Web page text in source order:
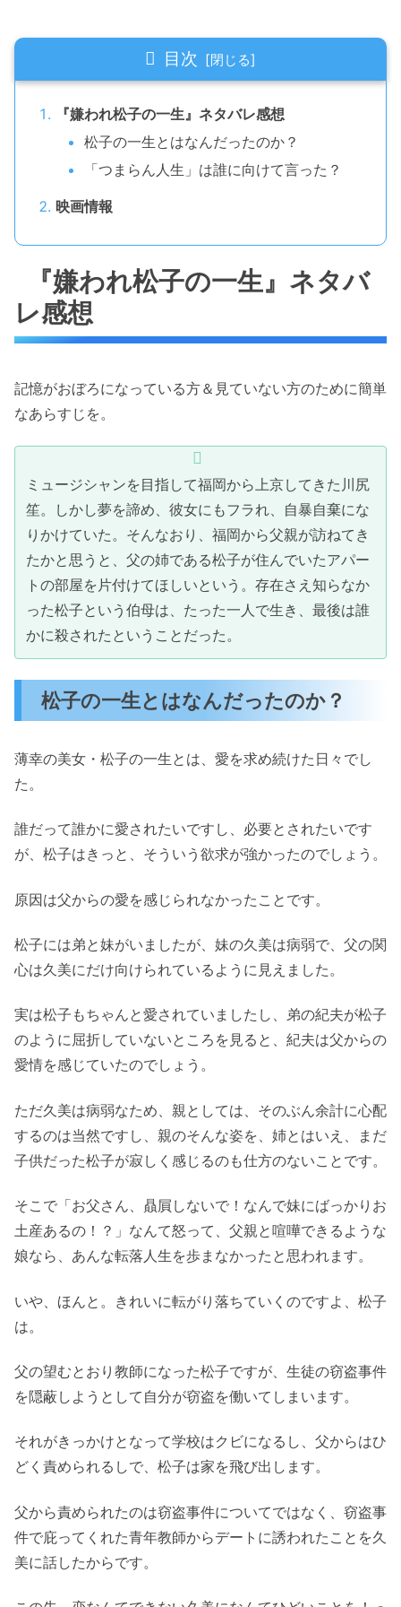
目次
『嫌われ松子の一生』ネタバレ感想
松子の一生とはなんだったのか？
「つまらん人生」は誰に向けて言った？
映画情報
『嫌われ松子の一生』ネタバ
レ感想
記憶がおぼろになっている方＆見ていない方のために簡単
なあらすじを。
ミュージシャンを目指して福岡から上京してきた川尻
笙。しかし夢を諦め、彼女にもフラれ、自暴自棄にな
りかけていた。そんなおり、福岡から父親が訪ねてき
たかと思うと、父の姉である松子が住んでいたアパー
トの部屋を片付けてほしいという。存在さえ知らなか
った松子という伯母は、たった一人で生き、最後は誰
かに殺されたということだった。
松子の一生とはなんだったのか？
薄幸の美女・松子の一生とは、愛を求め続けた日々でし
た。
誰だって誰かに愛されたいですし、必要とされたいです
が、松子はきっと、そういう欲求が強かったのでしょう。
原因は父からの愛を感じられなかったことです。
松子には弟と妹がいましたが、妹の久美は病弱で、父の関
心は久美にだけ向けられているように見えました。
実は松子もちゃんと愛されていましたし、弟の紀夫が松子
のように屈折していないところを見ると、紀夫は父からの
愛情を感じていたのでしょう。
ただ久美は病弱なため、親としては、そのぶん余計に心配
するのは当然ですし、親のそんな姿を、姉とはいえ、まだ
子供だった松子が寂しく感じるのも仕方のないことです。
そこで「お父さん、贔屓しないで！なんで妹にばっかりお
土産あるの！？」なんて怒って、父親と喧嘩できるような
娘なら、あんな転落人生を歩まなかったと思われます。
いや、ほんと。きれいに転がり落ちていくのですよ、松子
は。
父の望むとおり教師になった松子ですが、生徒の窃盗事件
を隠蔽しようとして自分が窃盗を働いてしまいます。
それがきっかけとなって学校はクビになるし、父からはひ
どく責められるしで、松子は家を飛び出します。
父から責められたのは窃盗事件についてではなく、窃盗事
件で庇ってくれた青年教師からデートに誘われたことを久
美に話したからです。